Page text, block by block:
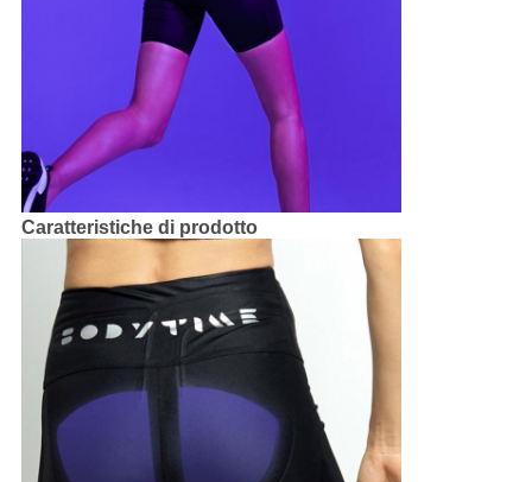
Caratteristiche di prodotto